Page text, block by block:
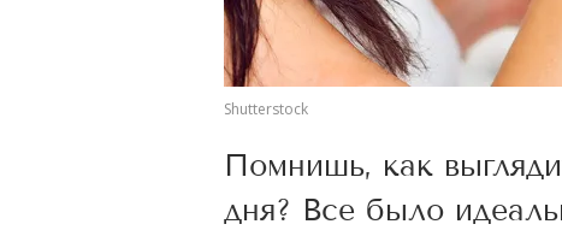
Shutterstock
Помнишь, как
дня? Все было